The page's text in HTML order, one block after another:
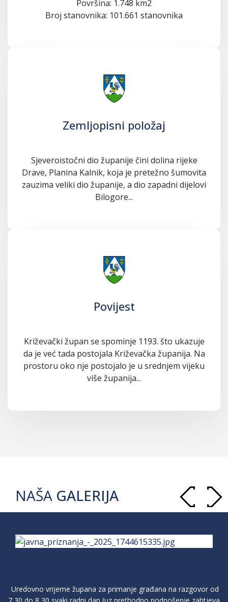
Površina: 1.748 km2
Broj stanovnika: 101.661 stanovnika
Zemljopisni položaj
Sjeveroistočni dio županije čini dolina rijeke
Drave, Planina Kalnik, koja je pretežno šumovita
zauzima veliki dio županije, a dio zapadni dijelovi
Bilogore...
Povijest
Križevački župan se spominje 1193. što ukazuje
da je već tada postojala Križevačka županija. Na
prostoru oko nje postojalo je u srednjem vijeku
više županija...
NAŠA GALERIJA
Uredovno vrijeme župana za primanje građana na razgovor od